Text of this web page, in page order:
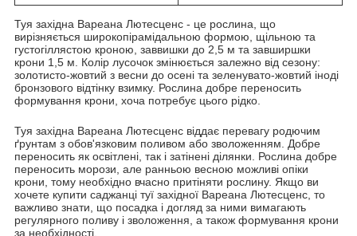
Туя західна Вареана Лютесценс - це рослина, що
вирізняється широкопірамідальною формою, щільною та
густогіллястою кроною, заввишки до 2,5 м та завширшки
крони 1,5 м. Колір лусочок змінюється залежно від сезону:
золотисто-жовтий з весни до осені та зеленувато-жовтий іноді
бронзового відтінку взимку. Рослина добре переносить
формування крони, хоча потребує цього рідко.
Туя західна Вареана Лютесценс віддає перевагу родючим
ґрунтам з обов'язковим поливом або зволоженням. Добре
переносить як освітлені, так і затінені ділянки. Рослина добре
переносить морози, але ранньою весною можливі опіки
крони, тому необхідно вчасно притіняти рослину. Якщо ви
хочете купити саджанці туї західної Вареана Лютесценс, то
важливо знати, що посадка і догляд за ними вимагають
регулярного поливу і зволоження, а також формування крони
за необхідності.